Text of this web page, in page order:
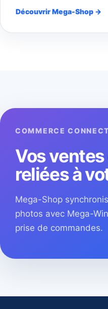
Découvrir Mega-Shop →
COMMERCE
Vos
reliées à
Mega-Shop
photos avec Mega-
prise de commandes.